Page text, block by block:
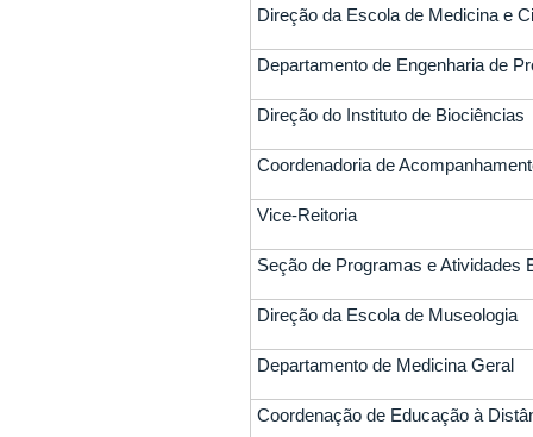
Direção da Escola de Medicina e
Departamento de Engenharia de
Direção do Instituto de Biociências
Coordenadoria de
Vice-Reitoria
Seção de Programas e Atividades
Direção da Escola de Museologia
Departamento de Medicina Geral
Coordenação de Educação à